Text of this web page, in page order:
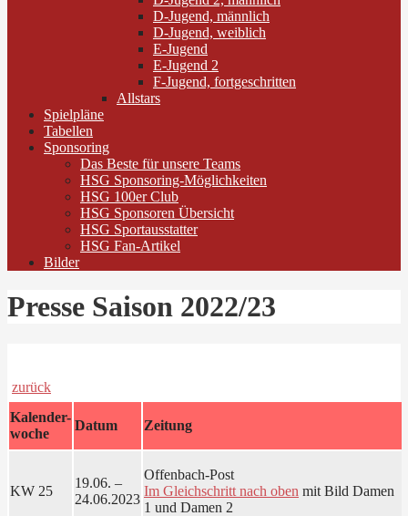
D-Jugend, männlich
D-Jugend, weiblich
E-Jugend
E-Jugend 2
F-Jugend, fortgeschritten
Allstars
Spielpläne
Tabellen
Sponsoring
Das Beste für unsere Teams
HSG Sponsoring-Möglichkeiten
HSG 100er Club
HSG Sponsoren Übersicht
HSG Sportausstatter
HSG Fan-Artikel
Bilder
Presse Saison 2022/23
zurück
Kalender-
woche
Datum Zeitung
KW 25
19.06. –
24.06.2023
Offenbach-Post
Im Gleichschritt nach oben mit Bild Damen
1 und Damen 2